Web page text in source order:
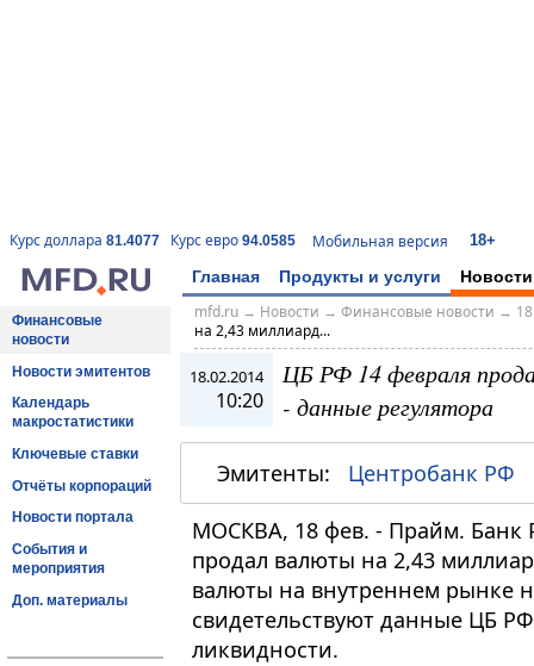
Курс доллара 81.4077 Курс евро 94.0585 Мобильная версия 18+
Главная Продукты и услуги Новости
Финансовые
новости
Новости эмитентов
Календарь
макростатистики
Ключевые ставки
Отчёты корпораций
Новости портала
События и
мероприятия
Доп. материалы
mfd.ru→ Новости → Финансовые новости →
на 2,43 миллиард...
18.02.2014
10:20
ЦБ РФ 14 февраля
- данные регулятора
Эмитенты: Центробанк РФ
МОСКВА, 18 фев. - Прайм. Банк
продал валюты на 2,43
валюты на внутреннем рынке
свидетельствуют данные ЦБ
ликвидности.